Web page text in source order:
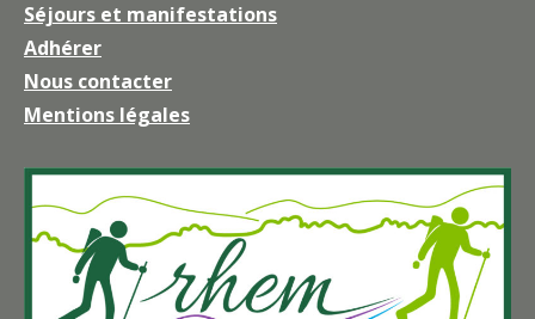
dans
une
nouvelle
fenêtre
Séjours et manifestations
Adhérer
Nous contacter
Mentions légales